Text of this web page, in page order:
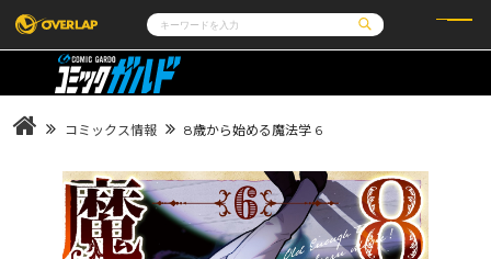
コミック
LiQulle
ライトノベル
ノベルスf
ポケットモンスター
アニメ
ゲーム
オーバーラップ広報室
企業
会社概要
採用情報
アクセス
オーバーラップホールディングス
オーバーラップ文庫
コミックス情報 8歳から始める魔法学 6